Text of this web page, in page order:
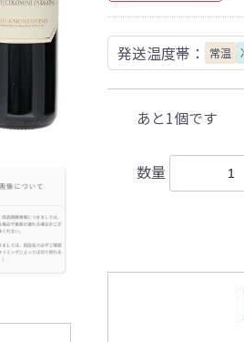
発送温度帯： 常温
あと1個です
数量